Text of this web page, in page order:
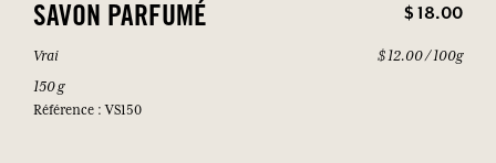
SAVON PARFUMÉ $ 18.00
Vrai
150 g
Référence : VS150
$ 12.00 / 100g